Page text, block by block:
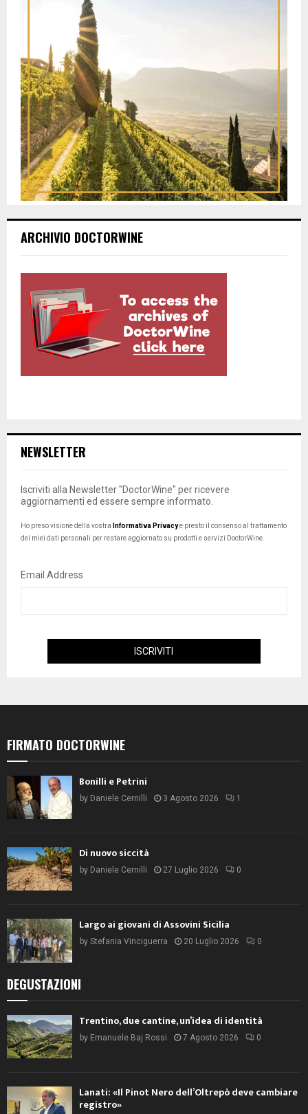
ARCHIVIO DOCTORWINE
NEWSLETTER
Iscriviti alla Newsletter "DoctorWine" per ricevere
aggiornamenti ed essere sempre informato.
Ho preso visione della vostra Informativa Privacye presto il consenso al trattamento
dei miei dati personali per restare aggiornato su prodotti e servizi DoctorWine.
Email Address
FIRMATO DOCTORWINE
Bonilli e Petrini
by Daniele Cernilli 3 Agosto 2026 1
Di nuovo siccità
by Daniele Cernilli 27 Luglio 2026 0
Largo ai giovani di Assovini Sicilia
by Stefania Vinciguerra 20 Luglio 2026 0
DEGUSTAZIONI
Trentino, due cantine, un’idea di identità
by Emanuele Baj Rossi 7 Agosto 2026 0
Lanati: «Il Pinot Nero dell’Oltrepò deve cambiare
registro»